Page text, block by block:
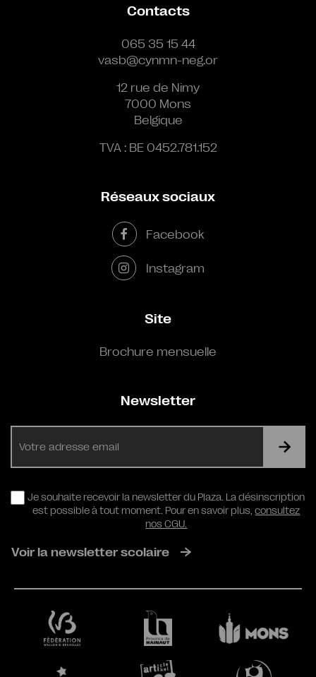
Contacts
065 35 15 44
vasb@cynmn-neg.or
12 rue de Nimy
7000 Mons
Belgique
TVA : BE 0452.781.152
Réseaux sociaux
Facebook
Instagram
Site
Brochure mensuelle
Newsletter
RGPD
Je souhaite recevoir la newsletter du Plaza. La désinscription
est possible à tout moment. Pour en savoir plus,consultez
nos CGU.
Voir la newsletter scolaire